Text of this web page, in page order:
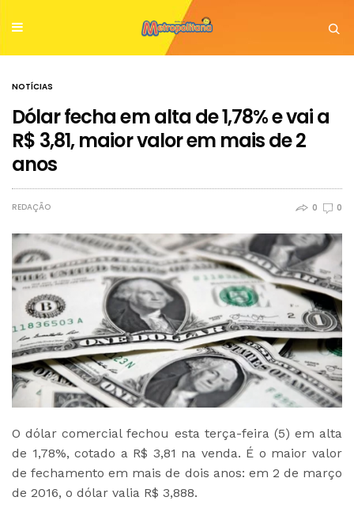
NOTÍCIAS
Dólar fecha em alta de 1,78% e vai a
R$ 3,81, maior valor em mais de 2
anos
REDAÇÃO 0 0
O dólar comercial fechou esta terça-feira (5) em alta
de 1,78%, cotado a R$ 3,81 na venda. É o maior valor
de fechamento em mais de dois anos: em 2 de março
de 2016, o dólar valia R$ 3,888.